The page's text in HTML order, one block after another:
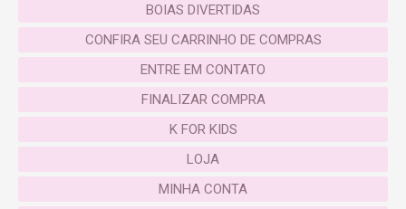
Com as boias KforSummer, a diversão é garantida
para toda a família.
alta durabilidade, design e acabamentos perfeitos.
decoração de festas temáticas, eventos, vitrines de
loja, gravação de clipes e diversos outros tipos de
BOIAS DIVERTIDAS
CONFIRA SEU CARRINHO DE COMPRAS
ENTRE EM CONTATO
FINALIZAR COMPRA
K FOR KIDS
LOJA
MINHA CONTA